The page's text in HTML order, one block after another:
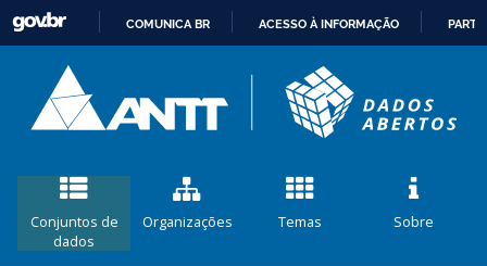
CONTEÚDO
COMUNICA BR ACESSO À INFORMAÇÃO
Conjuntos de
dados
Organizações Temas Sobre